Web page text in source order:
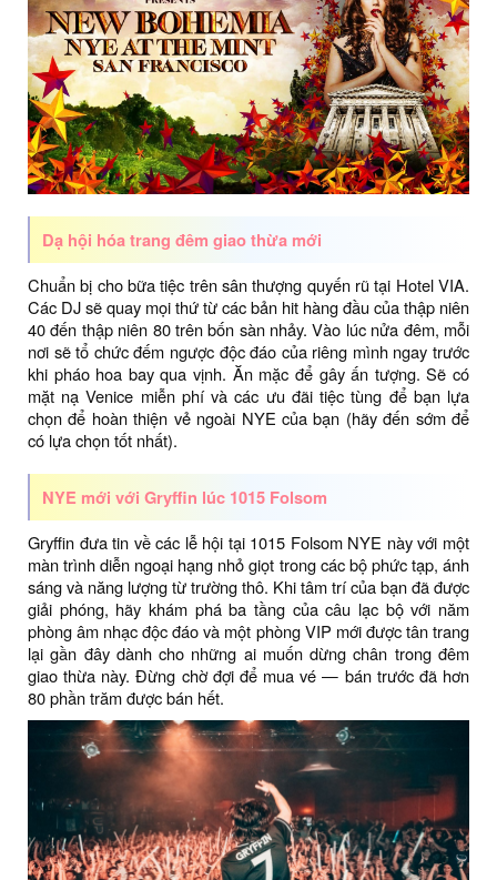
Dạ hội hóa trang đêm giao thừa mới
Chuẩn bị cho bữa tiệc trên sân thượng quyến rũ tại Hotel VIA.
Các DJ sẽ quay mọi thứ từ các bản hit hàng đầu của thập niên
40 đến thập niên 80 trên bốn sàn nhảy. Vào lúc nửa đêm, mỗi
nơi sẽ tổ chức đếm ngược độc đáo của riêng mình ngay trước
khi pháo hoa bay qua vịnh. Ăn mặc để gây ấn tượng. Sẽ có
mặt nạ Venice miễn phí và các ưu đãi tiệc tùng để bạn lựa
chọn để hoàn thiện vẻ ngoài NYE của bạn (hãy đến sớm để
có lựa chọn tốt nhất).
NYE mới với Gryffin lúc 1015 Folsom
Gryffin đưa tin về các lễ hội tại 1015 Folsom NYE này với một
màn trình diễn ngoại hạng nhỏ giọt trong các bộ phức tạp, ánh
sáng và năng lượng từ trường thô. Khi tâm trí của bạn đã được
giải phóng, hãy khám phá ba tầng của câu lạc bộ với năm
phòng âm nhạc độc đáo và một phòng VIP mới được tân trang
lại gần đây dành cho những ai muốn dừng chân trong đêm
giao thừa này. Đừng chờ đợi để mua vé — bán trước đã hơn
80 phần trăm được bán hết.